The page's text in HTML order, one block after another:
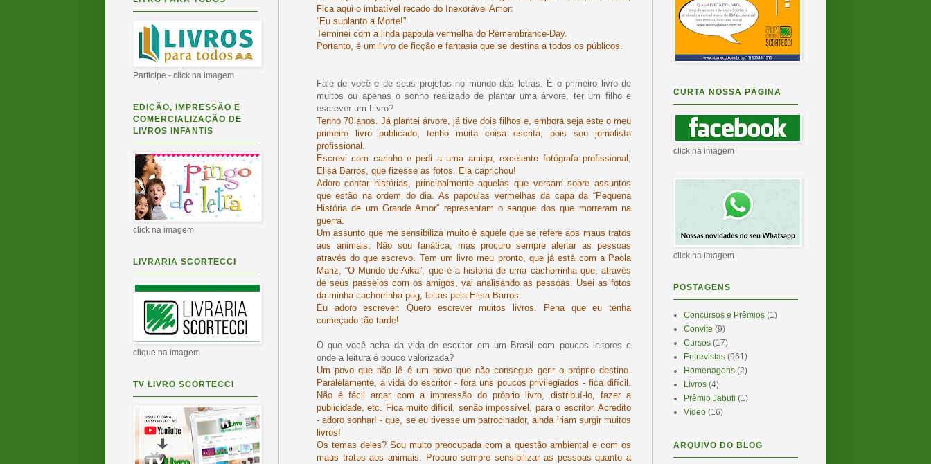
Fica aqui o imbatível recado do Inexorável Amor:
“Eu suplanto a Morte!”
Terminei com a linda papoula vermelha do Remembrance-Day.
Portanto, é um livro de ficção e fantasia que se destina a todos os públicos.
Fale de você e de seus projetos no mundo das letras. É o primeiro livro de
muitos ou apenas o sonho realizado de plantar uma árvore, ter um filho e
escrever um Livro?
Tenho 70 anos. Já plantei árvore, já tive dois filhos e, embora seja este o meu
primeiro livro publicado, tenho muita coisa escrita, pois sou jornalista
profissional.
Escrevi com carinho e pedi a uma amiga, excelente fotógrafa profissional,
Elisa Barros, que fizesse as fotos. Ela caprichou!
Adoro contar histórias, principalmente aquelas que versam sobre assuntos
que estão na ordem do dia. As papoulas vermelhas da capa da “Pequena
História de um Grande Amor” representam o sangue dos que morreram na
guerra.
Um assunto que me sensibiliza muito é aquele que se refere aos maus tratos
aos animais. Não sou fanática, mas procuro sempre alertar as pessoas
através do que escrevo. Tem um livro meu pronto, que já está com a Paola
Mariz, “O Mundo de Aika”, que é a história de uma cachorrinha que, através
de seus passeios com os amigos, vai analisando as pessoas. Usei as fotos
da minha cachorrinha pug, feitas pela Elisa Barros.
Eu adoro escrever. Quero escrever muitos livros. Pena que eu tenha
começado tão tarde!
O que você acha da vida de escritor em um Brasil com poucos leitores e
onde a leitura é pouco valorizada?
Um povo que não lê é um povo que não consegue gerir o próprio destino.
Paralelamente, a vida do escritor - fora uns poucos privilegiados - fica difícil.
Não é fácil arcar com a impressão do próprio livro, distribuí-lo, fazer a
publicidade, etc. Fica muito difícil, senão impossível, para o escritor. Acredito
- adoro sonhar! - que, se eu tivesse um patrocinador, ainda iriam surgir muitos
livros!
Os temas deles? Sou muito preocupada com a questão ambiental e com os
maus tratos aos animais. Procuro sempre sensibilizar as pessoas quanto a
Participe - click na imagem
EDIÇÃO, IMPRESSÃO E
COMERCIALIZAÇÃO DE
LIVROS INFANTIS
click na imagem
LIVRARIA SCORTECCI
clique na imagem
TV LIVRO SCORTECCI
CURTA NOSSA PÁGINA
click na imagem
click na imagem
POSTAGENS
Concursos e Prêmios (1)
Convite (9)
Cursos (17)
Entrevistas (961)
Homenagens (2)
Livros (4)
Prêmio Jabuti (1)
Vídeo (16)
ARQUIVO DO BLOG